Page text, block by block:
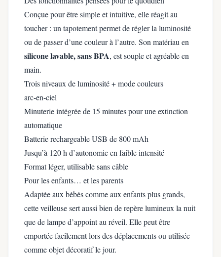
Conçue pour être simple et intuitive, elle réagit au
toucher : un tapotement permet de régler la luminosité
ou de passer d’une couleur à l’autre. Son matériau en
silicone lavable, sans BPA, est souple et agréable en
main.
Trois niveaux de luminosité + mode couleurs
arc‑en‑ciel
Minuterie intégrée de 15 minutes pour une extinction
automatique
Batterie rechargeable USB de 800 mAh
Jusqu’à 120 h d’autonomie en faible intensité
Format léger, utilisable sans câble
Pour les enfants… et les parents
Adaptée aux bébés comme aux enfants plus grands,
cette veilleuse sert aussi bien de repère lumineux la nuit
que de lampe d’appoint au réveil. Elle peut être
emportée facilement lors des déplacements ou utilisée
comme objet décoratif le jour.